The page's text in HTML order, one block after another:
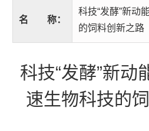
名 称：
科技“发酵”新
的饲料创新之路
科技“发酵”新
速生物科技的